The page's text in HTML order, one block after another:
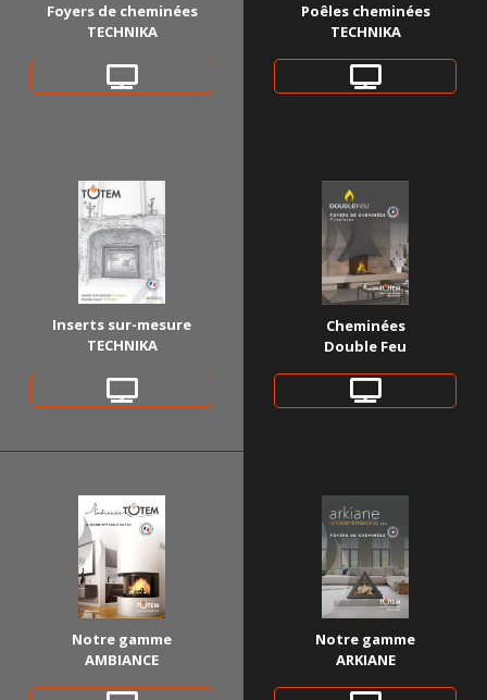
Foyers de cheminées
TECHNIKA
Poêles cheminées
TECHNIKA
Inserts sur-mesure
TECHNIKA
Cheminées
Double Feu
Notre gamme
AMBIANCE
Notre gamme
ARKIANE